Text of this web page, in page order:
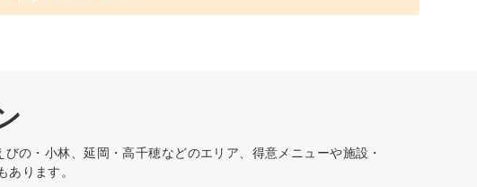
の・小林、延岡・高千穂などのエリア、得意メニューや施設・
ります。